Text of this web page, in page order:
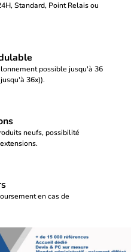
Standard, Point Relais ou
possible jusqu'à 36
36x)).
neufs, possibilité
en cas de